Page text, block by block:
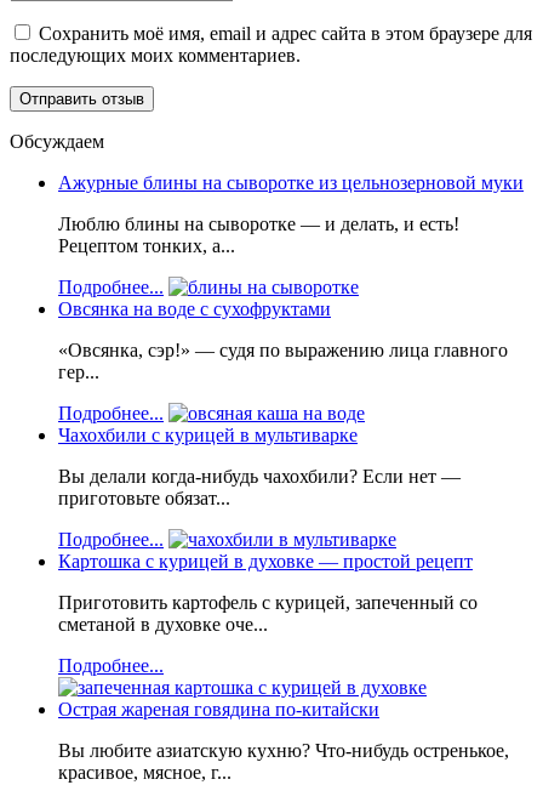
Сохранить моё имя, email и адрес сайта в этом браузере для
последующих моих комментариев.
Обсуждаем
Ажурные блины на сыворотке из цельнозерновой муки
Люблю блины на сыворотке — и делать, и есть!
Рецептом тонких, а...
Подробнее...
Овсянка на воде с сухофруктами
«Овсянка, сэр!» — судя по выражению лица главного
гер...
Подробнее...
Чахохбили с курицей в мультиварке
Вы делали когда-нибудь чахохбили? Если нет —
приготовьте обязат...
Подробнее...
Картошка с курицей в духовке — простой рецепт
Приготовить картофель с курицей, запеченный со
сметаной в духовке оче...
Подробнее...
Острая жареная говядина по-китайски
Вы любите азиатскую кухню? Что-нибудь остренькое,
красивое, мясное, г...